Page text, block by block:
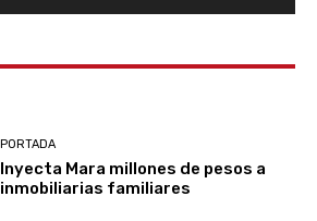
PORTADA
Inyecta Mara millones de pesos a
inmobiliarias familiares